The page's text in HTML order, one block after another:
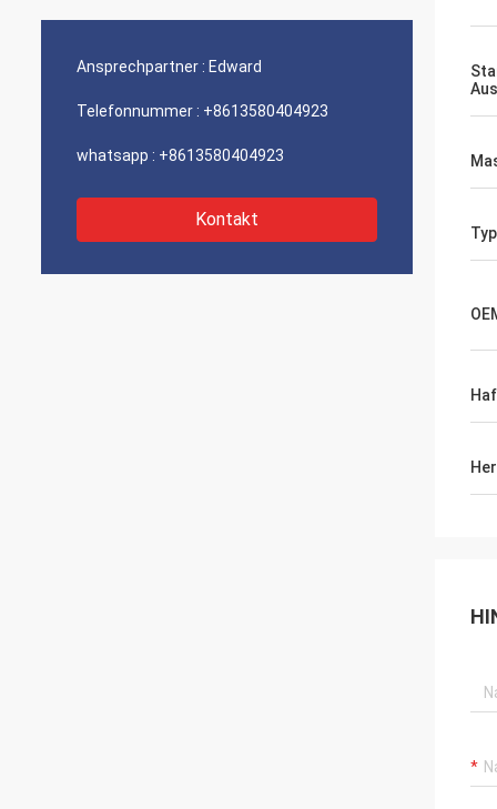
Ansprechpartner : Edward
Telefonnummer : +8613580404923
whatsapp : +8613580404923
Kontakt
Typ